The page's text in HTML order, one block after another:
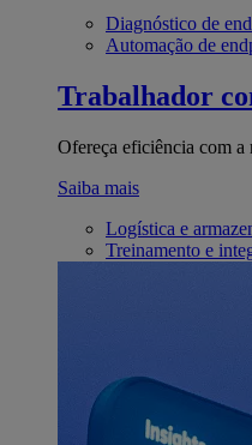
Diagnóstico de
Automação de
Trabalhador
Ofereça eficiência com a
Saiba mais
Logística e
Treinamento e